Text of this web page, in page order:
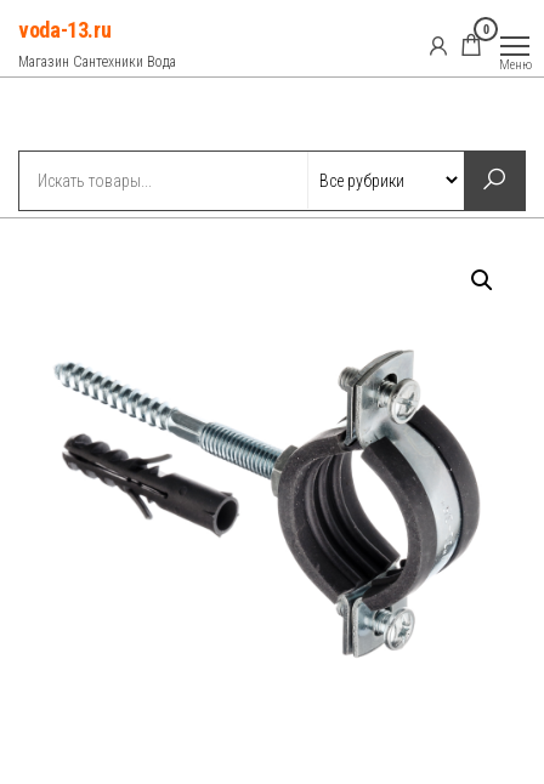
Перейти
содержимому
voda-13.ru
Магазин Сантехники Вода
0
Меню